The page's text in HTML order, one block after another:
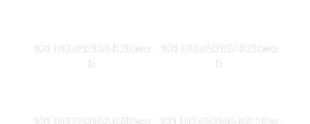
101 DD7A0154-KSKwe
b
101 DD7A0157-KSKwe
b